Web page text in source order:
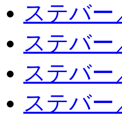
ステバー
ステバ
ステバー
ステバー